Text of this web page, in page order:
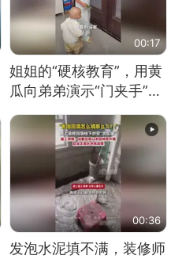
00:17
姐姐的“硬核教育”，用黄
瓜向弟弟演示“门夹手”，
网友：果然言传不如身
教！
00:36
发泡水泥填不满，装修师